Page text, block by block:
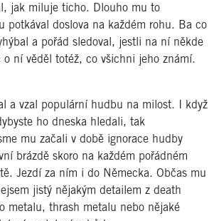
jak miluje ticho. Dlouho mu to
potkával doslova na každém rohu. Ba co
a pořád sledoval, jestli na ní někde
o ní věděl totéž, co všichni jeho známí.
a vzal populární hudbu na milost. I když
ho dneska hledali, tak
mu začali v době ignorace hudby
brázdě skoro na každém pořádném
Jezdí za ním i do Německa. Občas mu
jistý nějakým detailem z death
metalu, thrash metalu nebo nějaké